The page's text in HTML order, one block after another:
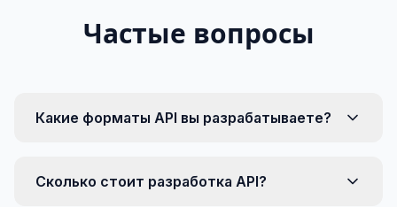
Частые вопросы
Какие форматы API вы разрабатываете?
Сколько стоит разработка API?